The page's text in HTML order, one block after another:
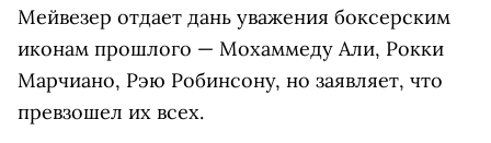
Мейвезер отдает дань уважения боксерским
иконам прошлого — Мохаммеду Али, Рокки
Марчиано, Рэю Робинсону, но заявляет, что
превзошел их всех.